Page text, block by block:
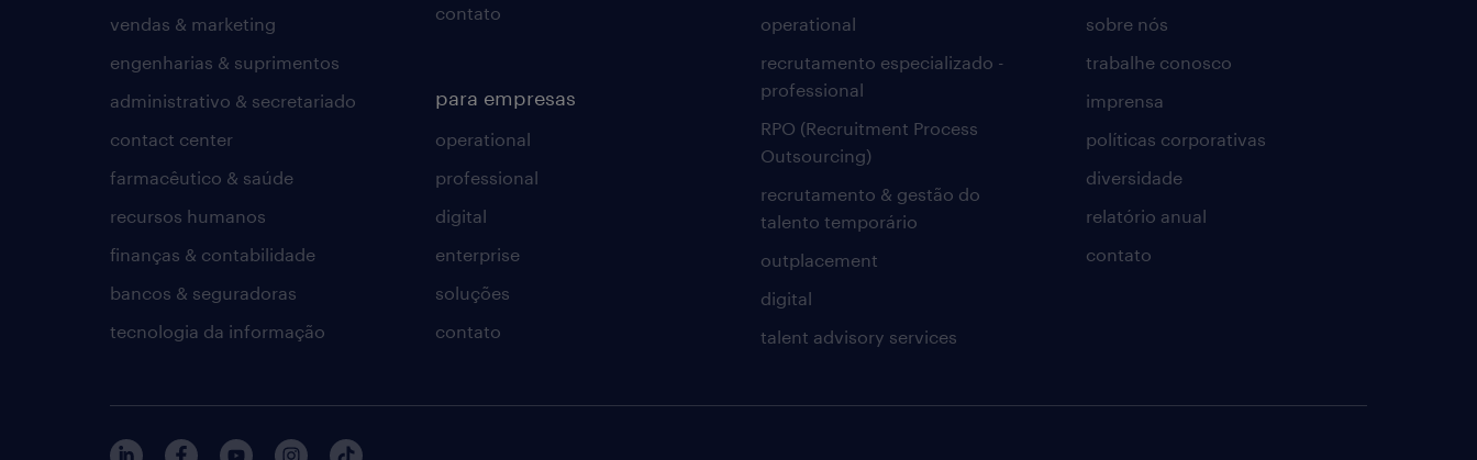
vendas & marketing
engenharias & suprimentos
administrativo & secretariado
contact center
farmacêutico & saúde
recursos humanos
finanças & contabilidade
bancos & seguradoras
tecnologia da informação
contato
para empresas
operational
professional
digital
enterprise
soluções
contato
operational
recrutamento especializado -
professional
RPO (Recruitment Process
Outsourcing)
recrutamento & gestão do
talento temporário
outplacement
digital
talent advisory services
sobre nós
trabalhe conosco
imprensa
políticas corporativas
diversidade
relatório anual
contato